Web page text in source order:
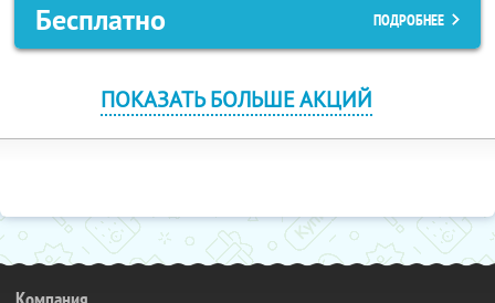
Бесплатно ПОДРОБНЕЕ
ПОКАЗАТЬ БОЛЬШЕ АКЦИЙ